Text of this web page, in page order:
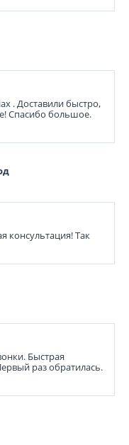
. Доставили быстро,
Спасибо большое.
консультация! Так
Быстрая
раз обратилась.